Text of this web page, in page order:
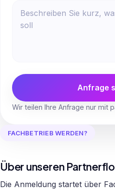
Anfrage
Wir teilen Ihre Anfrage nur mit
FACHBETRIEB WERDEN?
Über unseren
Die Anmeldung startet über